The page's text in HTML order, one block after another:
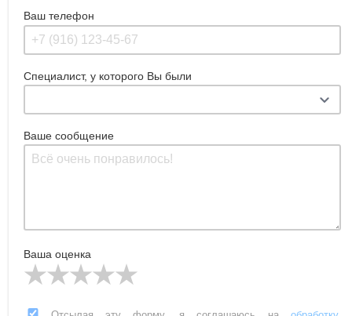
Ваш телефон
Специалист, у которого Вы были
Ваше сообщение
Ваша оценка